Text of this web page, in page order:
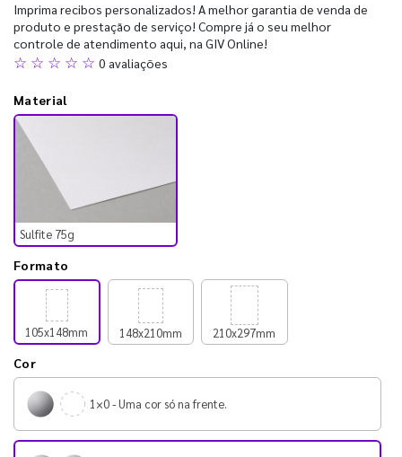
Imprima recibos personalizados! A melhor garantia de venda de
produto e prestação de serviço! Compre já o seu melhor
controle de atendimento aqui, na GIV Online!
☆ ☆ ☆ ☆ ☆ 0 avaliações
Material
Sulfite 75g
Formato
105x148mm 148x210mm 210x297mm
Cor
1×0 - Uma cor só na frente.